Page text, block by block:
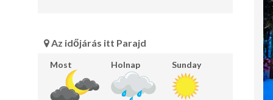
Az időjárás itt Parajd
Most Holnap Sunday